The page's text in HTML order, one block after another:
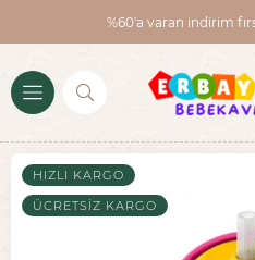
%60'a varan indirim
HIZLI KARGO
ÜCRETSIZ KARGO